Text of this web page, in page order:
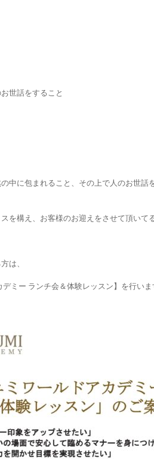
世話をすること
中に包まれること、その上で人のお世話
を構え、お客様のお迎えをさせて頂いて
は、
ミー ランチ会＆体験レッスン】を行いま